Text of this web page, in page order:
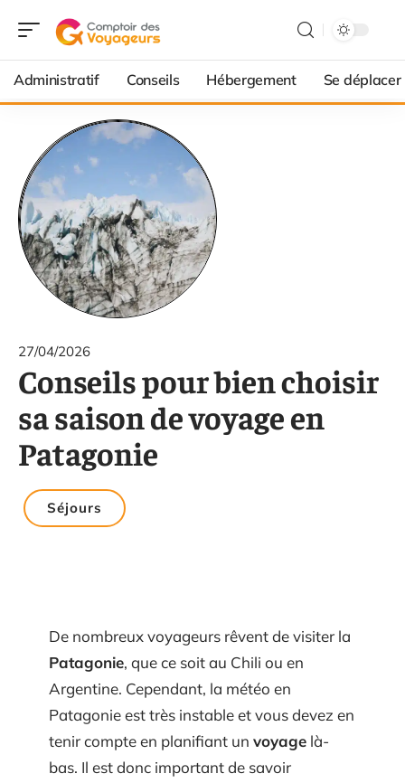
Administratif Conseils Hébergement Se déplacer
27/04/2026
Conseils pour bien choisir
sa saison de voyage en
Patagonie
Séjours
De nombreux voyageurs rêvent de visiter la
Patagonie, que ce soit au Chili ou en
Argentine. Cependant, la météo en
Patagonie est très instable et vous devez en
tenir compte en planifiant un voyage là-
bas. Il est donc important de savoir